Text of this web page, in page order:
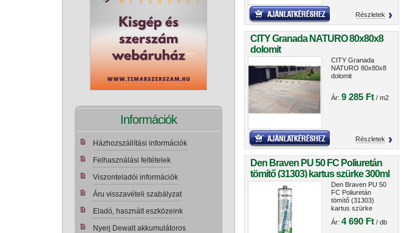
Információk
Házhozszállítási információk
Felhasználási feltételek
Viszonteladói információk
Áru visszavételi szabályzat
Eladó, használt eszközeink
Nyerj Dewalt akkumulátoros
Részletek
CITY Granada NATURO 80x80x8
dolomit
CITY Granada
NATURO 80x80x8
dolomit
Ár: 9 285 Ft/ m2
Részletek
Den Braven PU 50 FC Poliuretán
tömítő (31303) kartus szürke 300ml
Den Braven PU 50
FC Poliuretán
tömítő (31303)
kartus szürke
Ár: 4 690 Ft/ db